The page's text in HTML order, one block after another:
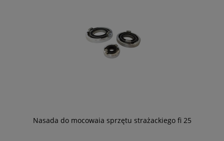
Nasada do mocowaia sprzętu strażackiego fi 25